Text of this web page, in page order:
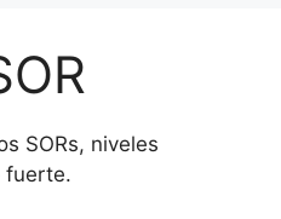
SORs, niveles
fuerte.